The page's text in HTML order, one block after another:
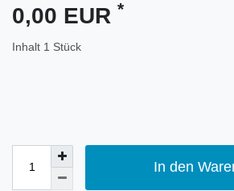
0,00 EUR *
Inhalt 1 Stück
In den